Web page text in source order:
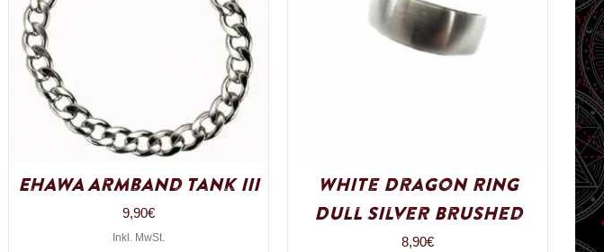
EHAWA Armband Tank III
9,90€
Inkl. MwSt.
White Dragon Ring
Dull Silver Brushed
8,90€